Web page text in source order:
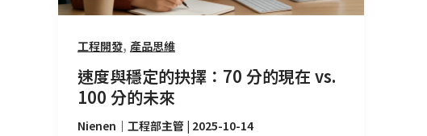
工程開發, 產品思維
速度與穩定的抉擇：70 分的現在 vs.
100 分的未來
Nienen｜工程部主管 | 2025-10-14
分
現
在
vs.